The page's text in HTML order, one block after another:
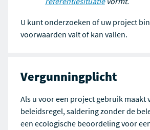
U kunt onderzoeken of uw project
voorwaarden valt of kan vallen.
Vergunningplicht
Als u voor een project gebruik maakt
beleidsregel, saldering zonder de
een ecologische beoordeling voor